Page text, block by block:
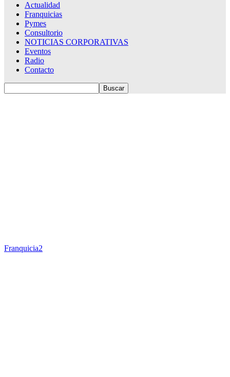
Actualidad
Franquicias
Pymes
Consultorio
NOTICIAS CORPORATIVAS
Eventos
Radio
Contacto
Franquicia2